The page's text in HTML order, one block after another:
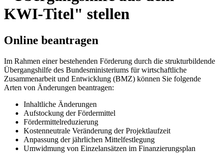
KWI-Titel" stellen
Online beantragen
Im Rahmen einer bestehenden Förderung durch die strukturbildende
Übergangshilfe des Bundesministeriums für wirtschaftliche
Zusammenarbeit und Entwicklung (BMZ) können Sie folgende
Arten von Änderungen beantragen:
Inhaltliche Änderungen
Aufstockung der Fördermittel
Fördermittelreduzierung
Kostenneutrale Veränderung der Projektlaufzeit
Anpassung der jährlichen Mittelfestlegung
Umwidmung von Einzelansätzen im Finanzierungsplan